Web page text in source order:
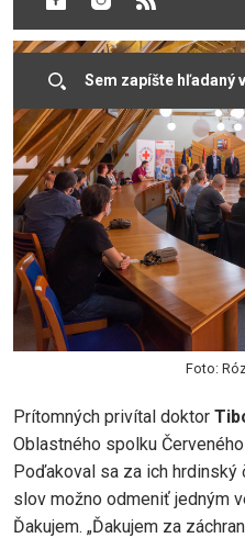
Foto:
Prítomných privítal doktor
Oblastného spolku
Poďakoval sa za ich
slov možno odmeniť jedným
Ďakujem. „Ďakujem za